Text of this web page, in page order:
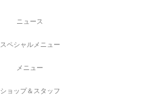
ニ ュ ー ス
スペシャ ルメ ニ ュ ー
メ ニ ュ ー
シ ョ ッ プ＆ ス タ ッ フ